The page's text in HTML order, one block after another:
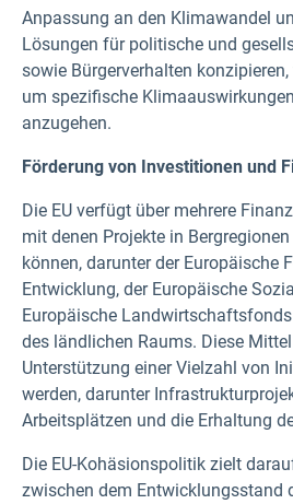
Anpassung an den Klimawandel
Lösungen für politische und
sowie Bürgerverhalten
um spezifische
anzugehen.
Förderung von Investitionen und
Die EU verfügt über mehrere
mit denen Projekte in
können, darunter der Europäische
Entwicklung, der Europäische
Europäische
des ländlichen Raums. Diese
Unterstützung einer Vielzahl von
werden, darunter
Arbeitsplätzen und die Erhaltung
Die EU-Kohäsionspolitik zielt
zwischen dem Entwicklungsstand